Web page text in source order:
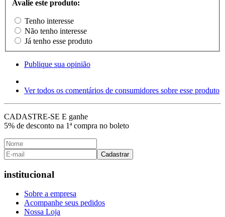
Avalie este produto:
Tenho interesse
Não tenho interesse
Já tenho esse produto
Publique sua opinião
Ver todos os comentários de consumidores sobre esse produto
CADASTRE-SE E ganhe
5% de desconto na 1ª compra no boleto
Cadastrar
institucional
Sobre a empresa
Acompanhe seus pedidos
Nossa Loja